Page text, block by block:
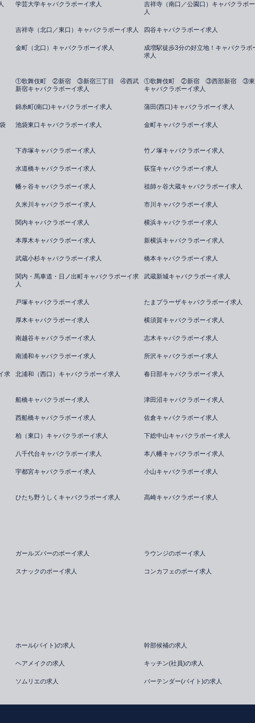
学芸大学キャバクラボーイ求人
吉祥寺（南口／公園口）キャバクラボ
人
吉祥寺（北口／東口）キャバクラボーイ求人 四谷キャバクラボーイ求人
金町（北口）キャバクラボーイ求人
成増駅徒歩3分の好立地！キャバクラボ
求人
①歌舞伎町 ②新宿 ③新宿三丁目 ④西武
新宿キャバクラボーイ求人
①歌舞伎町 ②新宿 ③西部新宿 ③東
キャバクラボーイ求人
錦糸町(南口)キャバクラボーイ求人 蒲田(西口)キャバクラボーイ求人
池袋東口キャバクラボーイ求人 金町キャバクラボーイ求人
下赤塚キャバクラボーイ求人 竹ノ塚キャバクラボーイ求人
水道橋キャバクラボーイ求人 荻窪キャバクラボーイ求人
幡ヶ谷キャバクラボーイ求人 祖師ヶ谷大蔵キャバクラボーイ求人
久米川キャバクラボーイ求人 市川キャバクラボーイ求人
関内キャバクラボーイ求人 横浜キャバクラボーイ求人
本厚木キャバクラボーイ求人 新横浜キャバクラボーイ求人
武蔵小杉キャバクラボーイ求人 橋本キャバクラボーイ求人
関内・馬車道・日ノ出町キャバクラボーイ求
人
武蔵新城キャバクラボーイ求人
戸塚キャバクラボーイ求人 たまプラーザキャバクラボーイ求人
厚木キャバクラボーイ求人 横須賀キャバクラボーイ求人
南越谷キャバクラボーイ求人 志木キャバクラボーイ求人
南浦和キャバクラボーイ求人 所沢キャバクラボーイ求人
求
北浦和（西口）キャバクラボーイ求人 春日部キャバクラボーイ求人
船橋キャバクラボーイ求人 津田沼キャバクラボーイ求人
西船橋キャバクラボーイ求人 佐倉キャバクラボーイ求人
柏（東口）キャバクラボーイ求人 下総中山キャバクラボーイ求人
八千代台キャバクラボーイ求人 本八幡キャバクラボーイ求人
宇都宮キャバクラボーイ求人 小山キャバクラボーイ求人
ひたち野うしくキャバクラボーイ求人 高崎キャバクラボーイ求人
ガールズバーのボーイ求人 ラウンジのボーイ求人
スナックのボーイ求人 コンカフェのボーイ求人
ホール(バイト)の求人 幹部候補の求人
ヘアメイクの求人 キッチン(社員)の求人
ソムリエの求人 バーテンダー(バイト)の求人